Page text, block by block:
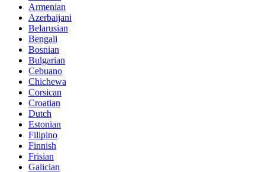
Armenian
Azerbaijani
Belarusian
Bengali
Bosnian
Bulgarian
Cebuano
Chichewa
Corsican
Croatian
Dutch
Estonian
Filipino
Finnish
Frisian
Galician